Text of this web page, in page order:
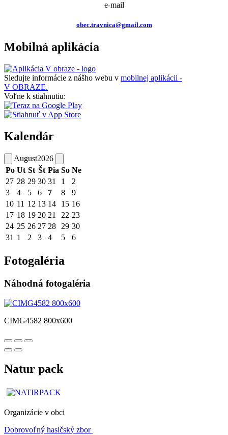
e-mail
obec.travnica@gmail.com
Mobilná aplikácia
Sledujte informácie z nášho webu v mobilnej aplikácii -
V OBRAZE.
Voľne k stiahnutiu:
Kalendár
August2026
Po Ut St Št Pia So Ne
27 28 29 30 31 1
2
3
4 5 6 7 8
9
10 11 12 13 14 15 16
17 18 19 20 21 22 23
24 25 26 27 28 29 30
31 1 2 3 4 5 6
Fotogaléria
Náhodná fotogaléria
CIMG4582 800x600
Natur pack
Organizácie v obci
Dobrovoľný hasičský zbor